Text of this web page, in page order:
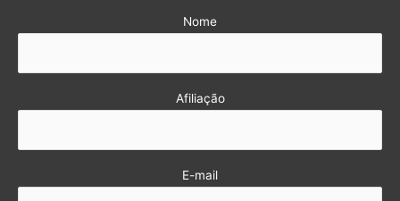
Nome
Afiliação
E-mail